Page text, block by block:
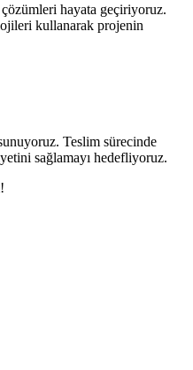
hayata geçiriyoruz.
kullanarak projenin
Teslim sürecinde
sağlamayı hedefliyoruz.